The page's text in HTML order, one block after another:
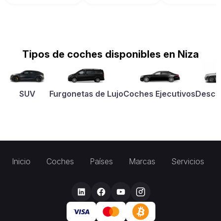
Tipos de coches disponibles en Niza
SUV Furgonetas de LujoCoches Ejecutivos
Inicio Coches Países Marcas Servicios